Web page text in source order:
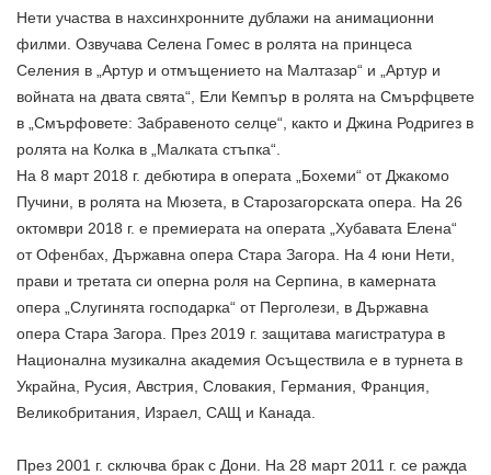
Нети участва в нахсинхронните дублажи на анимационни
филми. Озвучава Селена Гомес в ролята на принцеса
Селения в „ Артур и отмъщението на Малтазар“ и „ Артур и
войната на двата свята“, Ели Кемпър в ролята на Смърфцвете
в „ Смърфовете: Забравеното селце“, както и Джина Родригез в
ролята на Колка в „Малката стъпка“.
На 8 март 2018 г. дебютира в операта „ Бохеми“ от Джакомо
Пучини , в ролята на Мюзета, в Старозагорската опера . На 26
октомври 2018 г. е премиерата на операта „ Хубавата Елена“
отОфенбах Държавна опера Стара Загора . На 4 юни Нети
прави и третата си оперна роля на Серпина, в камерната
опера „Слугинята господарка“ от Перголези , в Държавна
опера Стара Загора. През 2019 г. защитава магистратура в
Национална музикална академия Осъществила е в турнета в
Украйна , Русия, Австрия , Словакия, Германия Франция
Великобритания
Израел САЩ и Канада
През 2001 г. сключва брак с Дони . На 28 март 2011 г. се ражда